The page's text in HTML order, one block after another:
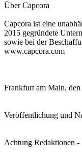
Über Capcora
Capcora ist eine
2015 gegründete
sowie bei der
www.capcora.com
Frankfurt am Main,
Veröffentlichung und
Achtung Redaktionen -